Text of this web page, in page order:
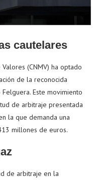
cautelares
(CNMV) ha optado
de la reconocida
Este movimiento
de arbitraje presentada
la que demanda una
millones de euros.
de arbitraje en la